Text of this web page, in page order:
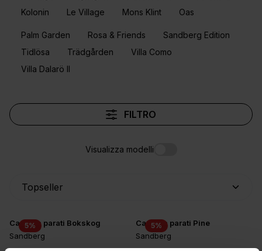
Kolonin
Le Village Mons Klint Oas
Palm Garden Rosa & Friends
Sandberg Edition
Tidlösa
Trädgården
Villa Como
Villa Dalarö II
FILTRO
Visualizza modelli
5%
Carta da parati Bokskog
Sandberg
5%
Carta da parati Pine
Sandberg